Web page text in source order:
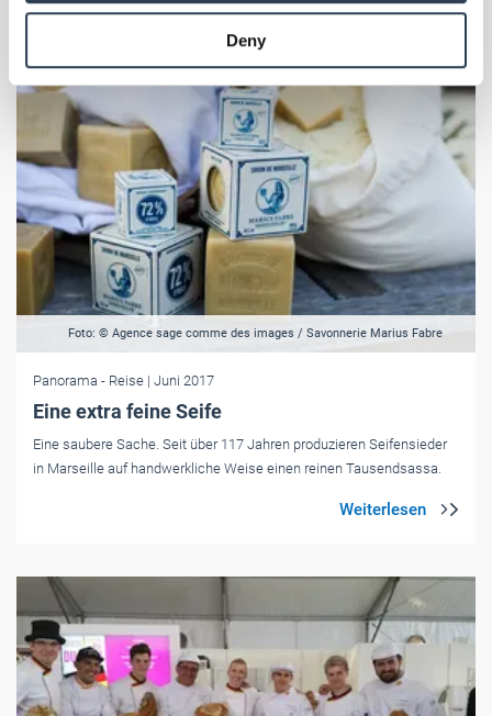
provided to them or that they’ve collected from your use
Weitere Informationen:Impressum Datenschutz
Deny
Foto: © Agence sage comme des images / Savonnerie Marius Fabre
Panorama - Reise | Juni 2017
Eine extra feine Seife
Eine saubere Sache. Seit über 117 Jahren produzieren Seifensieder
in Marseille auf handwerkliche Weise einen reinen Tausendsassa.